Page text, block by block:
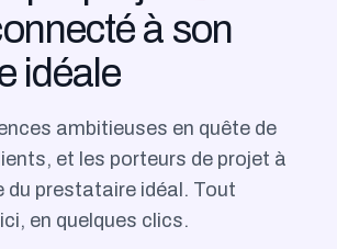
à son
idéale
ambitieuses en quête de
et les porteurs de projet à
du prestataire idéal. Tout
en quelques clics.